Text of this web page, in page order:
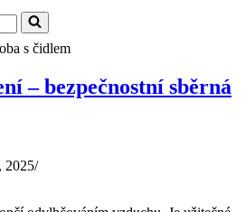
– bezpečnostní sběrná
2025